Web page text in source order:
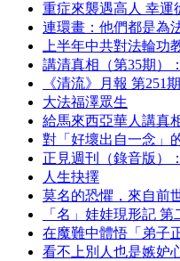
重症來襲遇高人 幸運
連環畫：他們都是為
上半年中共對法輪功
講清真相（第35期）
《清流》月報 第251
大法福澤眾生
給馬來西亞華人講真
對「好壞出自一念」
正見週刊（錄音版）
人生抉擇
莫名的恐懼，來自前
「名」娃娃現形記 第
在魔難中體悟「弟子
看不上別人也是嫉妒